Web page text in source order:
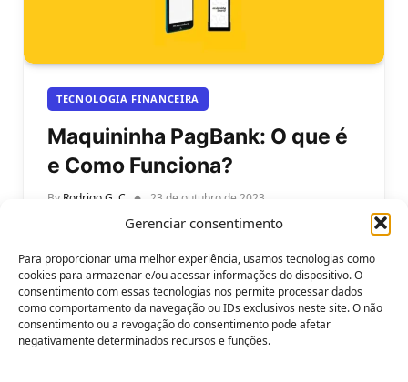
Gerenciar consentimento
Para proporcionar uma melhor experiência, usamos tecnologias como
cookies para armazenar e/ou acessar informações do dispositivo. O
consentimento com essas tecnologias nos permite processar dados
como comportamento da navegação ou IDs exclusivos neste site. O não
consentimento ou a revogação do consentimento pode afetar
negativamente determinados recursos e funções.
TECNOLOGIA FINANCEIRA
Maquininha PagBank: O que é
e Como Funciona?
By Rodrigo G. C 23 de outubro de 2023
Maquininha PagBank: o que é e como funciona?
Você já ouviu falar da Maquininha PagBank, a
maquininha de cartão do…